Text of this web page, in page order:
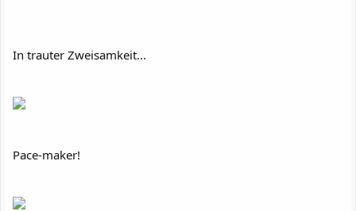
In trauter Zweisamkeit...
Pace-maker!